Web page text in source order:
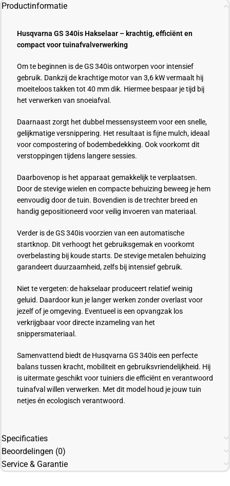
Productinformatie
Husqvarna GS 340is Hakselaar – krachtig, efficiënt en
compact voor tuinafvalverwerking
Om te beginnen is de GS 340is ontworpen voor intensief
gebruik. Dankzij de krachtige motor van 3,6 kW vermaalt hij
moeiteloos takken tot 40 mm dik. Hiermee bespaar je tijd bij
het verwerken van snoeiafval.
Daarnaast zorgt het dubbel messensysteem voor een snelle,
gelijkmatige versnippering. Het resultaat is fijne mulch, ideaal
voor compostering of bodembedekking. Ook voorkomt dit
verstoppingen tijdens langere sessies.
Daarbovenop is het apparaat gemakkelijk te verplaatsen.
Door de stevige wielen en compacte behuizing beweeg je hem
eenvoudig door de tuin. Bovendien is de trechter breed en
handig gepositioneerd voor veilig invoeren van materiaal.
Verder is de GS 340is voorzien van een automatische
startknop. Dit verhoogt het gebruiksgemak en voorkomt
overbelasting bij koude starts. De stevige metalen behuizing
garandeert duurzaamheid, zelfs bij intensief gebruik.
Niet te vergeten: de hakselaar produceert relatief weinig
geluid. Daardoor kun je langer werken zonder overlast voor
jezelf of je omgeving. Eventueel is een opvangzak los
verkrijgbaar voor directe inzameling van het
snippersmateriaal.
Samenvattend biedt de Husqvarna GS 340is een perfecte
balans tussen kracht, mobiliteit en gebruiksvriendelijkheid. Hij
is uitermate geschikt voor tuiniers die efficiënt en verantwoord
tuinafval willen verwerken. Met dit model houd je jouw tuin
netjes én ecologisch verantwoord.
Specificaties
Beoordelingen (0)
Service & Garantie